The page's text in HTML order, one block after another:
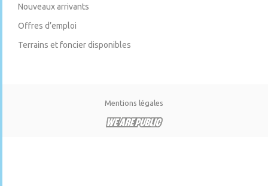
Nouveaux arrivants
Offres d’emploi
Terrains et foncier disponibles
Mentions légales